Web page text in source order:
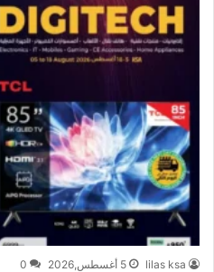
lilas ksa 5 أغسطس,2026 0